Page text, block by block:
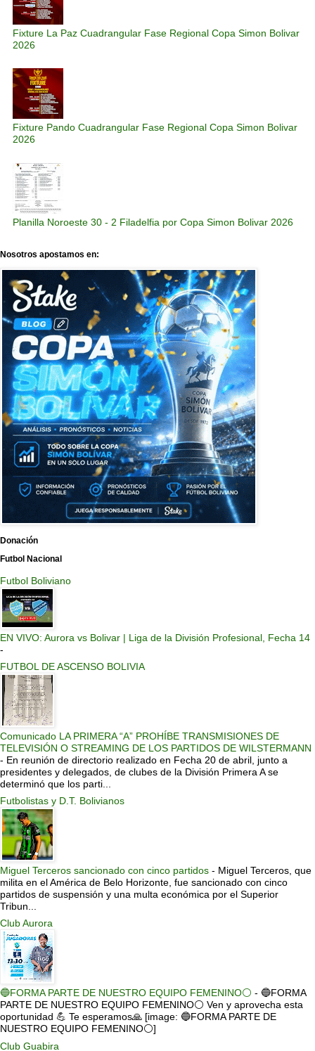
Fixture La Paz Cuadrangular Fase Regional Copa Simon Bolivar
2026
Fixture Pando Cuadrangular Fase Regional Copa Simon Bolivar
2026
Planilla Noroeste 30 - 2 Filadelfia por Copa Simon Bolivar 2026
Nosotros apostamos en:
Donación
Futbol Nacional
Futbol Boliviano
EN VIVO: Aurora vs Bolivar | Liga de la División Profesional, Fecha 14
-
FUTBOL DE ASCENSO BOLIVIA
Comunicado LA PRIMERA “A” PROHÍBE TRANSMISIONES DE
TELEVISIÓN O STREAMING DE LOS PARTIDOS DE WILSTERMANN
- En reunión de directorio realizado en Fecha 20 de abril, junto a
presidentes y delegados, de clubes de la División Primera A se
determinó que los parti...
Futbolistas y D.T. Bolivianos
Miguel Terceros sancionado con cinco partidos - Miguel Terceros, que
milita en el América de Belo Horizonte, fue sancionado con cinco
partidos de suspensión y una multa económica por el Superior
Tribun...
Club Aurora
🔵FORMA PARTE DE NUESTRO EQUIPO FEMENINO⚪ - 🔵FORMA
PARTE DE NUESTRO EQUIPO FEMENINO⚪ Ven y aprovecha esta
oportunidad 💪 Te esperamos🙏 [image: 🔵FORMA PARTE DE
NUESTRO EQUIPO FEMENINO⚪]
Club Guabira